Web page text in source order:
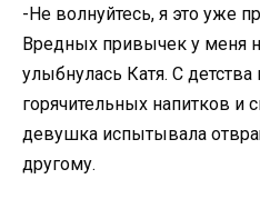
-Не волнуйтесь, я это уже
Вредных привычек у меня
улыбнулась Катя. С
горячительных напитков
девушка испытывала
другому.